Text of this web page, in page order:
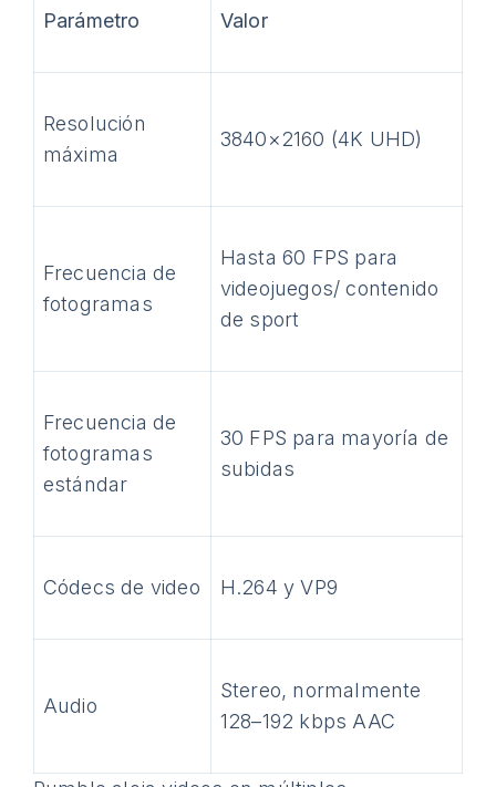
Parámetro Valor
Resolución
máxima
3840×2160 (4K UHD)
Frecuencia de
fotogramas
Hasta 60 FPS para
videojuegos/ contenido
de sport
Frecuencia de
fotogramas
estándar
30 FPS para mayoría de
subidas
Códecs de video H.264 y VP9
Audio
Stereo, normalmente
128–192 kbps AAC